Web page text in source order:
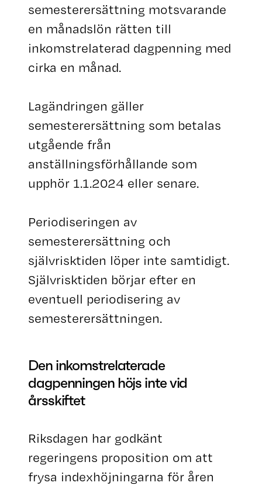
semesterersättning motsvarande
en månadslön rätten till
inkomstrelaterad dagpenning med
cirka en månad.
Lagändringen gäller
semesterersättning som betalas
utgående från
anställningsförhållande som
upphör 1.1.2024 eller senare.
Periodiseringen av
semesterersättning och
självrisktiden löper inte samtidigt.
Självrisktiden börjar efter en
eventuell periodisering av
semesterersättningen.
Den inkomstrelaterade
dagpenningen höjs inte vid
årsskiftet
Riksdagen har godkänt
regeringens proposition om att
frysa indexhöjningarna för åren